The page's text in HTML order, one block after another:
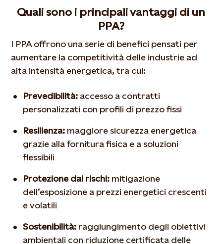
Quali sono i principali vantaggi di un
PPA?
I PPA offrono una serie di benefici pensati per
aumentare la competitività delle industrie ad
alta intensità energetica, tra cui:
Prevedibilità: accesso a contratti
personalizzati con profili di prezzo fissi
Resilienza: maggiore sicurezza energetica
grazie alla fornitura fisica e a soluzioni
flessibili
Protezione dai rischi: mitigazione
dell’esposizione a prezzi energetici crescenti
e volatili
Sostenibilità: raggiungimento degli obiettivi
ambientali con riduzione certificata delle